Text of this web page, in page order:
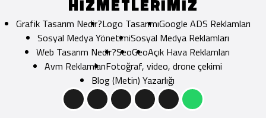
HİZMETLERİMİZ
Grafik Tasarım Nedir?Logo TasarımıGoogle ADS Reklamları
Sosyal Medya YönetimiSosyal Medya Reklamları
Web Tasarım Nedir?SeoGeoAçık Hava Reklamları
Avm ReklamlarıFotoğraf, video, drone çekimi
Blog (Metin) Yazarlığı